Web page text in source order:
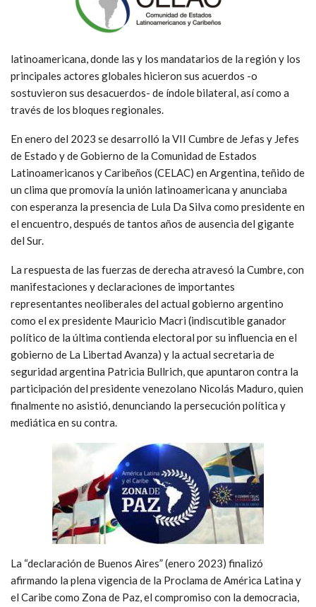
latinoamericana, donde las y los mandatarios de la región y los
principales actores globales hicieron sus acuerdos -o
sostuvieron sus desacuerdos- de índole bilateral, así como a
través de los bloques regionales.
En enero del 2023 se desarrolló la VII Cumbre de Jefas y Jefes
de Estado y de Gobierno de la Comunidad de Estados
Latinoamericanos y Caribeños (CELAC) en Argentina, teñido de
un clima que promovía la unión latinoamericana y anunciaba
con esperanza la presencia de Lula Da Silva como presidente en
el encuentro, después de tantos años de ausencia del gigante
del Sur.
La respuesta de las fuerzas de derecha atravesó la Cumbre, con
manifestaciones y declaraciones de importantes
representantes neoliberales del actual gobierno argentino
como el ex presidente Mauricio Macri (indiscutible ganador
político de la última contienda electoral por su influencia en el
gobierno de La Libertad Avanza) y la actual secretaria de
seguridad argentina Patricia Bullrich, que apuntaron contra la
participación del presidente venezolano Nicolás Maduro, quien
finalmente no asistió, denunciando la persecución política y
mediática en su contra.
La “declaración de Buenos Aires” (enero 2023) finalizó
afirmando la plena vigencia de la Proclama de América Latina y
el Caribe como Zona de Paz, el compromiso con la democracia,